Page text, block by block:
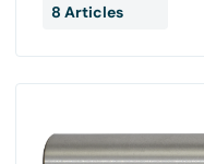
8 Articles